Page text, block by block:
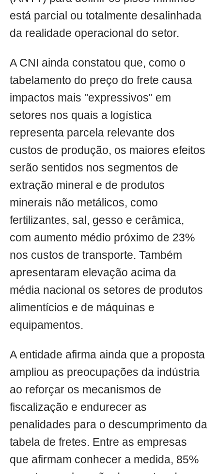
está parcial ou totalmente desalinhada
da realidade operacional do setor.
A CNI ainda constatou que, como o
tabelamento do preço do frete causa
impactos mais "expressivos" em
setores nos quais a logística
representa parcela relevante dos
custos de produção, os maiores efeitos
serão sentidos nos segmentos de
extração mineral e de produtos
minerais não metálicos, como
fertilizantes, sal, gesso e cerâmica,
com aumento médio próximo de 23%
nos custos de transporte. Também
apresentaram elevação acima da
média nacional os setores de produtos
alimentícios e de máquinas e
equipamentos.
A entidade afirma ainda que a proposta
ampliou as preocupações da indústria
ao reforçar os mecanismos de
fiscalização e endurecer as
penalidades para o descumprimento da
tabela de fretes. Entre as empresas
que afirmam conhecer a medida, 85%